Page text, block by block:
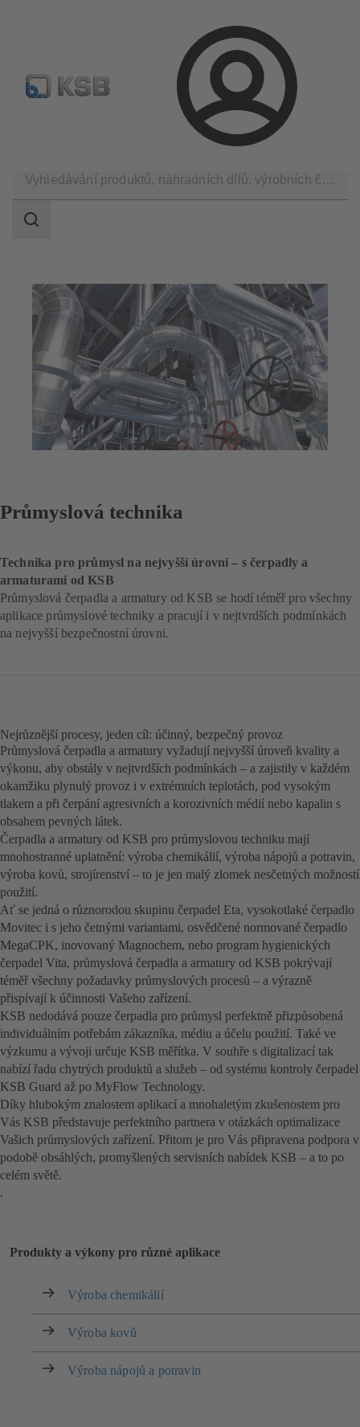
Přihlášení
Najít standardní výrobek BIM a CAD Nástroje pro
vyhledávání
Rozsah
Průmyslová technika
Technika pro průmysl na nejvyšší úrovni – s čerpadly a
armaturami od KSB
Průmyslová čerpadla a armatury od KSB se hodí téměř pro všechny
aplikace průmyslové techniky a pracují i v nejtvrdších podmínkách
na nejvyšší bezpečnostní úrovni.
Nejrůznější procesy, jeden cíl: účinný, bezpečný provoz
Průmyslová čerpadla a armatury vyžadují nejvyšší úroveň kvality a
výkonu, aby obstály v nejtvrdších podmínkách – a zajistily v každém
okamžiku plynulý provoz i v extrémních teplotách, pod vysokým
tlakem a při čerpání agresivních a korozivních médií nebo kapalin s
obsahem pevných látek.
Čerpadla a armatury od KSB pro průmyslovou techniku mají
mnohostranné uplatnění: výroba chemikálií, výroba nápojů a potravin,
výroba kovů, strojírenství – to je jen malý zlomek nesčetných možností
použití.
Ať se jedná o různorodou skupinu čerpadel Eta, vysokotlaké čerpadlo
Movitec i s jeho četnými variantami, osvědčené normované čerpadlo
MegaCPK, inovovaný Magnochem, nebo program hygienických
čerpadel Vita, průmyslová čerpadla a armatury od KSB pokrývají
téměř všechny požadavky průmyslových procesů – a výrazně
přispívají k účinnosti Vašeho zařízení.
KSB nedodává pouze čerpadla pro průmysl perfektně přizpůsobená
individuálním potřebám zákazníka, médiu a účelu použití. Také ve
výzkumu a vývoji určuje KSB měřítka. V souhře s digitalizací tak
nabízí řadu chytrých produktů a služeb – od systému kontroly čerpadel
KSB Guard až po MyFlow Technology.
Díky hlubokým znalostem aplikací a mnohaletým zkušenostem pro
Vás KSB představuje perfektního partnera v otázkách optimalizace
Vašich průmyslových zařízení. Přitom je pro Vás připravena podpora v
podobě obsáhlých, promyšlených servisních nabídek KSB – a to po
celém světě.
.
Produkty a výkony pro různé aplikace
Výroba chemikálií
Výroba kovů
Výroba nápojů a potravin